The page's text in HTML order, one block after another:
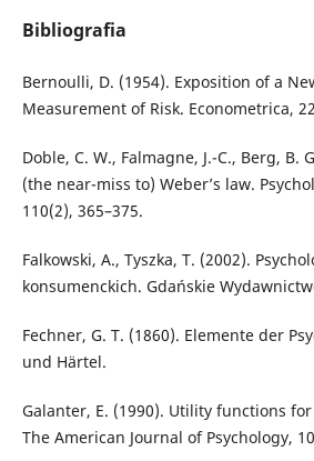
Bibliografia
Bernoulli, D. (1954). Exposition of a
Measurement of Risk. Econometrica,
Doble, C. W., Falmagne, J.-C., Berg, B.
(the near-miss to) Weber’s law.
110(2), 365–375.
Falkowski, A., Tyszka, T. (2002).
konsumenckich. Gdańskie
Fechner, G. T. (1860). Elemente der
und Härtel.
Galanter, E. (1990). Utility functions
The American Journal of Psychology,